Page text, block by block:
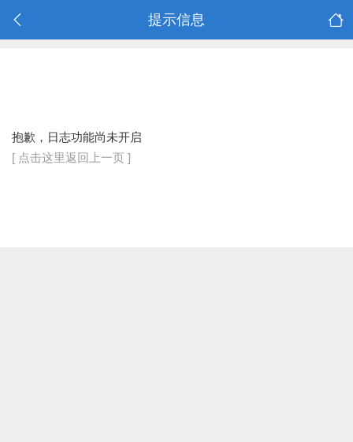
提示信息
抱歉，日志功能尚未开启
[ 点击这里返回上一页 ]